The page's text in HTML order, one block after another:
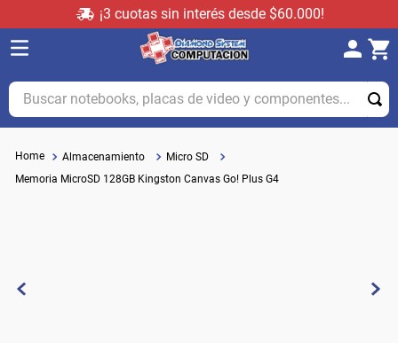
¡3 cuotas sin interés desde $60.000!
Buscar notebooks, placas de video y componentes...
Almacenamiento
Micro SD
Memoria MicroSD 128GB Kingston Canvas Go! Plus G4